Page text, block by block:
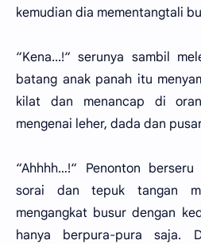
kemudian dia mementangtali
“Kena...!“ serunya sambil
batang anak panah itu
kilat dan menancap di
mengenai leher, dada dan
“Ahhhh…!“ Penonton
sorai dan tepuk tangan
mengangkat busur dengan
hanya berpura-pura saja.